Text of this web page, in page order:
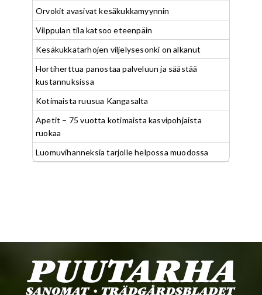
Orvokit avasivat kesäkukkamyynnin
Vilppulan tila katsoo eteenpäin
Kesäkukkatarhojen viljelysesonki on alkanut
Hortiherttua panostaa palveluun ja säästää
kustannuksissa
Kotimaista ruusua Kangasalta
Apetit – 75 vuotta kotimaista kasvipohjaista
ruokaa
Luomuvihanneksia tarjolle helpossa muodossa